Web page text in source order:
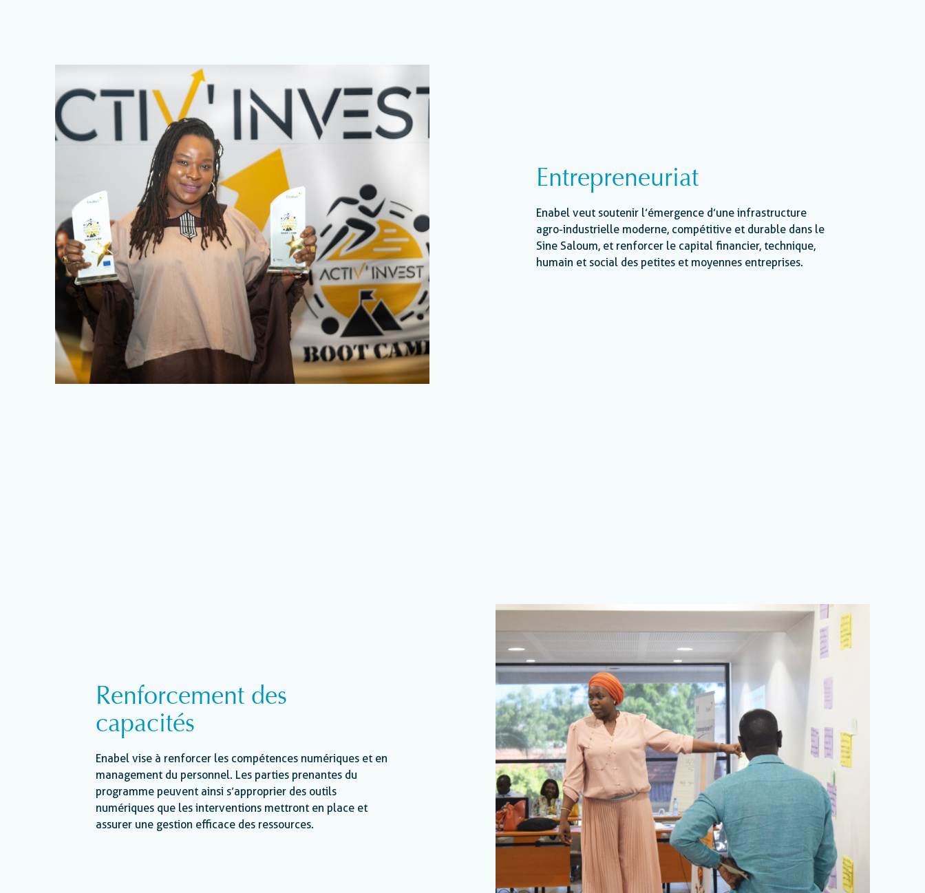
Entrepreneuriat
Enabel veut soutenir l’émergence d’une infrastructure
agro-industrielle moderne, compétitive et durable dans le
Sine Saloum, et renforcer le capital financier, technique,
humain et social des petites et moyennes entreprises.
Renforcement des
capacités
Enabel vise à renforcer les compétences numériques et en
management du personnel. Les parties prenantes du
programme peuvent ainsi s’approprier des outils
numériques que les interventions mettront en place et
assurer une gestion efficace des ressources.